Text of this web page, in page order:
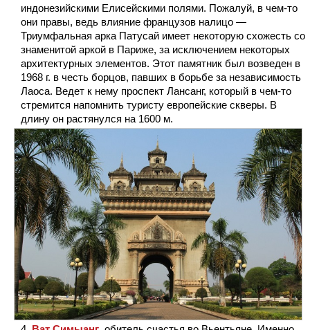
индонезийскими Елисейскими полями. Пожалуй, в чем-то
они правы, ведь влияние французов налицо —
Триумфальная арка Патусай имеет некоторую схожесть со
знаменитой аркой в Париже, за исключением некоторых
архитектурных элементов. Этот памятник был возведен в
1968 г. в честь борцов, павших в борьбе за независимость
Лаоса. Ведет к нему проспект Лансанг, который в чем-то
стремится напомнить туристу европейские скверы. В
длину он растянулся на 1600 м.